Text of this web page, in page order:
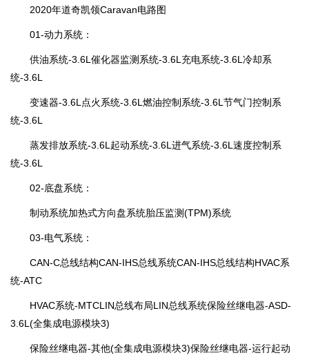
2020年道奇凯领Caravan电路图
01-动力系统：
供油系统-3.6L催化器监测系统-3.6L充电系统-3.6L冷却系
统-3.6L
变速器-3.6L点火系统-3.6L燃油控制系统-3.6L节气门控制系
统-3.6L
蒸发排放系统-3.6L起动系统-3.6L进气系统-3.6L速度控制系
统-3.6L
02-底盘系统：
制动系统加热式方向盘系统胎压监测(TPM)系统
03-电气系统：
CAN-C总线结构CAN-IHS总线系统CAN-IHS总线结构HVAC系
统-ATC
HVAC系统-MTCLIN总线布局LIN总线系统保险丝继电器-ASD-
3.6L(全集成电源模块3)
保险丝继电器-其他(全集成电源模块3)保险丝继电器-运行起动